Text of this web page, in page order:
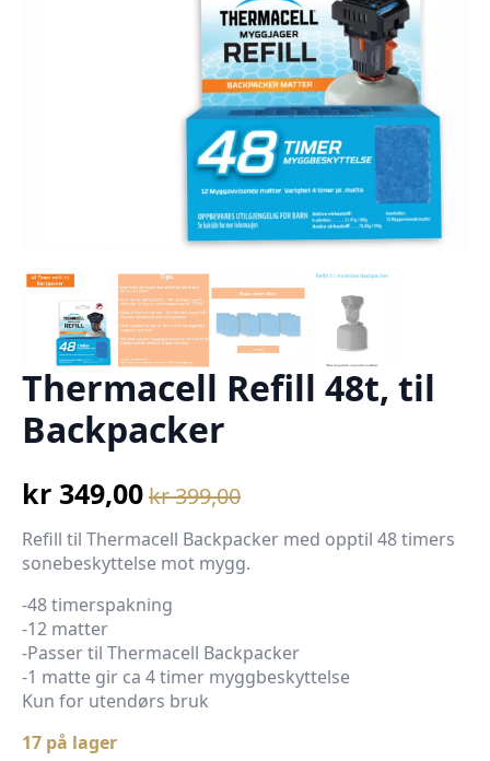
Thermacell Refill 48t, til
Backpacker
kr399,00
Opprinnelig
pris
var:
kr 399,00.
kr 349,00
Nåværende
pris
er:
kr 349,00.
Refill til Thermacell Backpacker med opptil 48 timers
sonebeskyttelse mot mygg.
-48 timerspakning
-12 matter
-Passer til Thermacell Backpacker
-1 matte gir ca 4 timer myggbeskyttelse
Kun for utendørs bruk
17 på lager